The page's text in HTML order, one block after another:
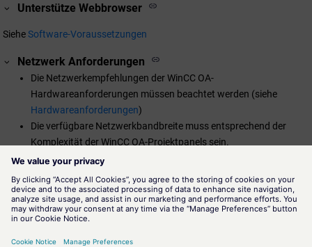
Unterstütze Webbrowser
SieheSoftware-Voraussetzungen
Netzwerk Anforderungen
Die Netzwerkempfehlungen derWinCC OA-
Hardwareanforderungen müssen beachtet werden (siehe
Hardwareanforderungen)
Die verfügbare Netzwerkbandbreite muss entsprechend der
Komplexität derWinCC OA-Projektpanels sein.
RDP (Remote Desktop Protocol)-Unterstützung
DaWinCC OAplattformunabhängig ist (siehe die Anzahl der
unterstützten Betriebssysteme unter Softwareanforderungen), können
ausgeführt werden, wie bei der nativen Ausführung. Für technische